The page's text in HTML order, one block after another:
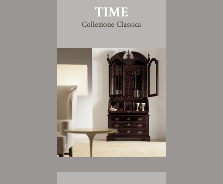
TIME
Collezione Classica